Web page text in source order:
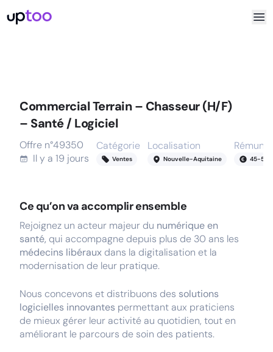
Commercial Terrain – Chasseur (H/F)
– Santé / Logiciel
Offre n°49350
Il y a 19 jours
Catégorie
Ventes
Localisation
Nouvelle-Aquitaine 45-55
Ce qu’on va accomplir ensemble
Rejoignez un acteur majeur du numérique en
santé, qui accompagne depuis plus de 30 ans les
médecins libéraux dans la digitalisation et la
modernisation de leur pratique.
Nous concevons et distribuons des solutions
logicielles innovantes permettant aux praticiens
de mieux gérer leur activité au quotidien, tout en
améliorant le parcours de soin des patients.